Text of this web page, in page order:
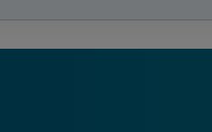
Dies gilt nicht für